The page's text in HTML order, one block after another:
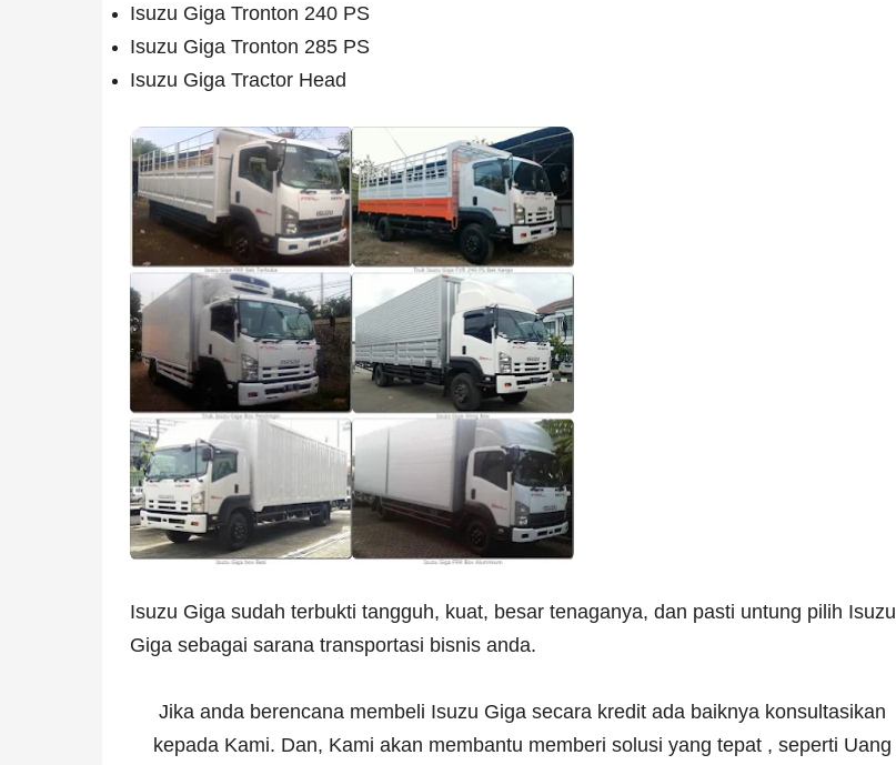
Isuzu Giga Tronton 240 PS
Isuzu Giga Tronton 285 PS
Isuzu Giga Tractor Head
Isuzu Giga sudah terbukti tangguh, kuat, besar tenaganya, dan pasti untung pilih Isuzu
Giga sebagai sarana transportasi bisnis anda.
Jika anda berencana membeli Isuzu Giga secara kredit ada baiknya konsultasikan
kepada Kami. Dan, Kami akan membantu memberi solusi yang tepat , seperti Uang